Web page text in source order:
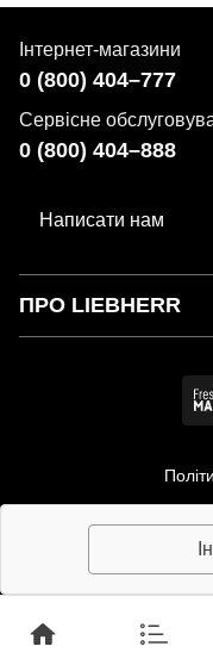
Інтернет-магазини
0 (800) 404–777
Сервісне
0 (800) 404–888
Написати нам
ПРО LIEBHERR
© MIRS. Офіційний